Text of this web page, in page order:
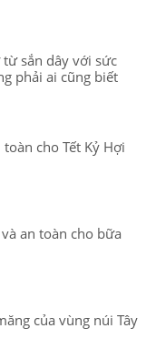
sắn dây với sức
phải ai cũng biết
cho Tết Kỷ Hợi
an toàn cho bữa
của vùng núi Tây